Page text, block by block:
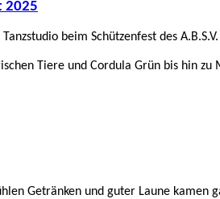
2025
beim Schützenfest des
Tiere und Cordula Grün bis hin
Getränken und guter Laune